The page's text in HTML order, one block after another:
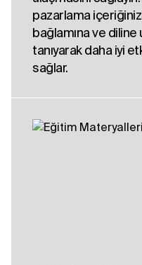
pazarlama
bağlamına ve diline
tanıyarak daha iyi
sağlar.